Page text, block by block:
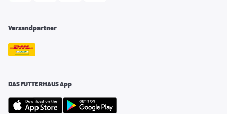
Versandpartner
DAS FUTTERHAUS App